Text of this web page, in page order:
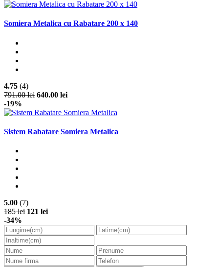
Somiera Metalica cu Rabatare 200 x 140
4.75 (4)
791.00 lei 640.00 lei
-19%
Sistem Rabatare Somiera Metalica
5.00 (7)
185 lei 121 lei
-34%